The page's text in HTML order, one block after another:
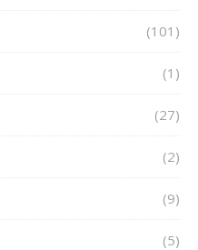
(101)
(1)
(27)
(2)
(9)
(5)